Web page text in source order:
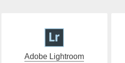
Adobe Lightroom